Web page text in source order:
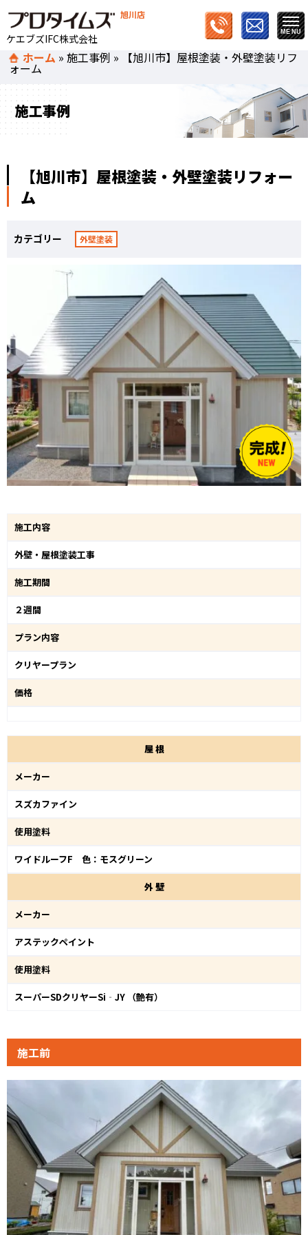
旭川店
ケエブズIFC株式会社
ホーム »施工事例 » 【旭川市】屋根塗装・外壁塗装リフ
ォーム
施工事例
【旭川市】屋根塗装・外壁塗装リフォー
ム
カテゴリー 外壁塗装
施工内容
外壁・屋根塗装工事
施工期間
２週間
プラン内容
クリヤープラン
価格
屋根
メーカー
スズカファイン
使用塗料
ワイドルーフF 色：モスグリーン
外壁
メーカー
アステックペイント
使用塗料
スーパーSDクリヤーSi‐JY （艶有）
施工前